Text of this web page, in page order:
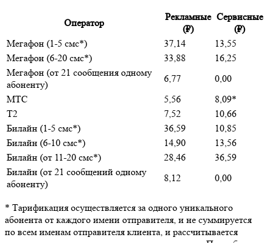
Оператор
Рекламные
(₽)
Сервисные
(₽)
Мегафон (1-5 смс*)
37,14
13,55
Мегафон (6-20 смс*)
33,88
16,25
Мегафон (от 21 сообщения одному
абоненту)
6,77
0,00
МТС
5,56
8,09*
T2
7,52
10,66
Билайн (1-5 смс*)
36,59
10,85
Билайн (6-10 смс*)
14,90
13,56
Билайн (от 11-20 смс*)
28,46
36,59
Билайн (от 21 сообщений одному
абоненту)
8,12 0,00
* Тарификация осуществляется за одного уникального
абонента от каждого имени отправителя, и не суммируется
по всем именам отправителя клиента, и рассчитывается